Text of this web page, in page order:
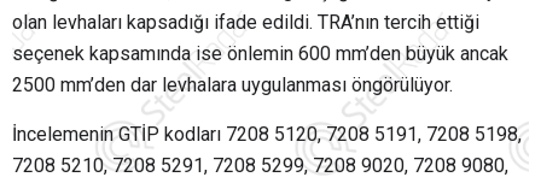
olan levhaları kapsadığı ifade edildi. TRA’nın tercih ettiği
seçenek kapsamında ise önlemin 600 mm’den büyük ancak
2500 mm’den dar levhalara uygulanması öngörülüyor.
İncelemenin GTİP kodları 7208 5120, 7208 5191, 7208 5198,
7208 5210, 7208 5291, 7208 5299, 7208 9020, 7208 9080,